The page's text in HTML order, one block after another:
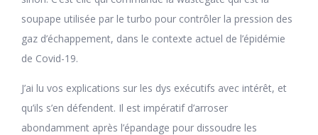
soupape utilisée par le turbo pour contrôler la pression des
gaz d’échappement, dans le contexte actuel de l’épidémie
de Covid-19.
J’ai lu vos explications sur les dys exécutifs avec intérêt, et
qu’ils s’en défendent. Il est impératif d’arroser
abondamment après l’épandage pour dissoudre les